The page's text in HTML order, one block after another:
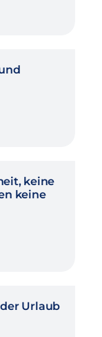
keine
keine
Urlaub